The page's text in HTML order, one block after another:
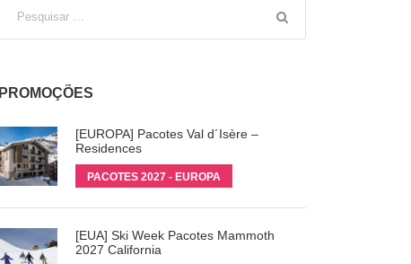
PROMOÇÕES
[EUROPA] Pacotes Val d´Isère –
Residences
PACOTES 2027 - EUROPA
[EUA] Ski Week Pacotes Mammoth
2027 California